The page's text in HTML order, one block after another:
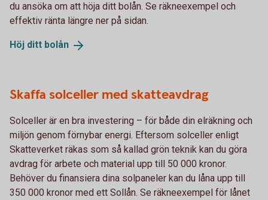
du ansöka om att höja ditt bolån. Se räkneexempel och
effektiv ränta längre ner på sidan.
Höj ditt bolån
Skaffa solceller med skatteavdrag
Solceller är en bra investering – för både din elräkning och
miljön genom förnybar energi. Eftersom solceller enligt
Skatteverket räkas som så kallad grön teknik kan du göra
avdrag för arbete och material upp till 50 000 kronor.
Behöver du finansiera dina solpaneler kan du låna upp till
350 000 kronor med ett Sollån. Se räkneexempel för lånet